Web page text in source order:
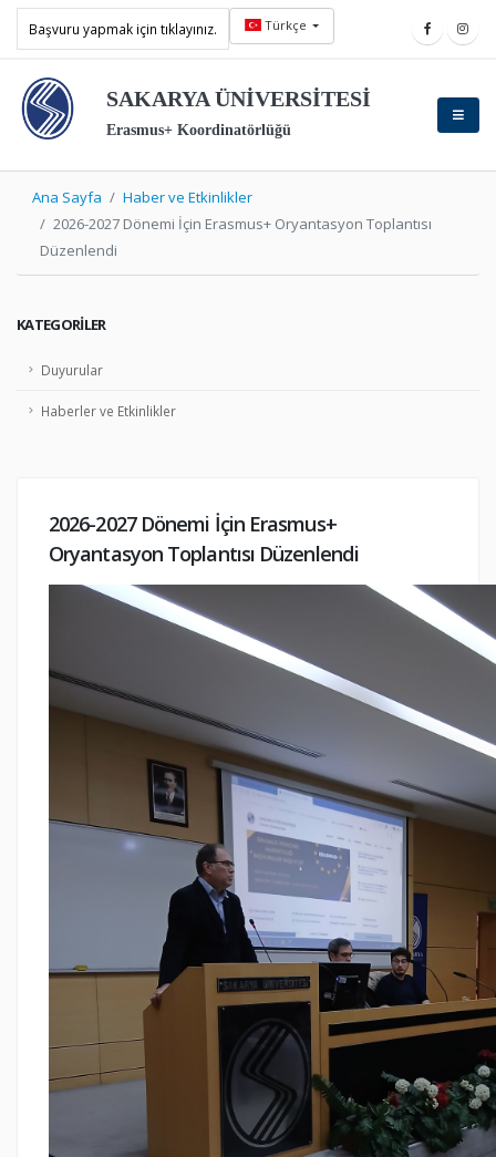
Başvuru yapmak için tıklayınız. Türkçe
SAKARYA ÜNİVERSİTESİ
Erasmus+ Koordinatörlüğü
Ana Sayfa
Haber ve Etkinlikler
2026-2027 Dönemi İçin Erasmus+ Oryantasyon Toplantısı
Düzenlendi
KATEGORILER
Duyurular
Haberler ve Etkinlikler
2026-2027 Dönemi İçin Erasmus+
Oryantasyon Toplantısı Düzenlendi